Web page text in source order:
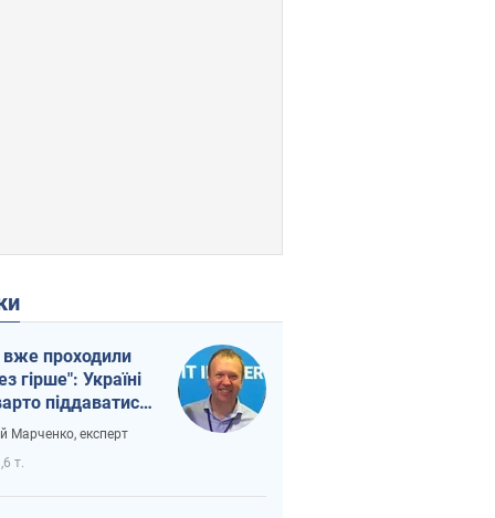
проходили
гірше": Україні
піддаватися
через
Марченко, експерт
т.